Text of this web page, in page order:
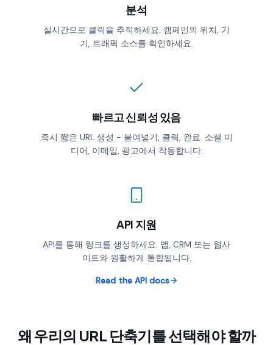
BLOCKED COUNTRIES
Custom CSS
Shorten
분석
실시간으로 클릭을 추적하세요. 캠페인의 위치, 기
기, 트래픽 소스를 확인하세요.
빠르고 신뢰성 있음
즉시 짧은 URL 생성 - 붙여넣기, 클릭, 완료. 소셜 미
디어, 이메일, 광고에서 작동합니다.
API 지원
API를 통해 링크를 생성하세요. 앱, CRM 또는 웹사
이트와 원활하게 통합됩니다.
Read the API docs
왜 우리의 URL 단축기를 선택해야 할까